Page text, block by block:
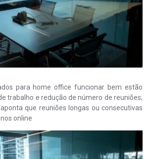
para home office funcionar bem estão
trabalho e redução de número de reuniões;
que reuniões longas ou consecutivas
online